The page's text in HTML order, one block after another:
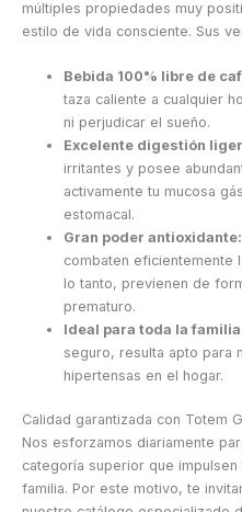
múltiples propiedades muy
estilo de vida consciente. Sus
Bebida 100% libre de
taza caliente a cualquier
ni perjudicar el sueño.
Excelente digestión
irritantes y posee
activamente tu mucosa
estomacal.
Gran poder antioxidante:
combaten eficientemente
lo tanto, previenen de
prematuro.
Ideal para toda la
seguro, resulta apto para
hipertensas en el hogar.
Calidad garantizada con Totem
Nos esforzamos diariamente
categoría superior que
familia. Por este motivo, te